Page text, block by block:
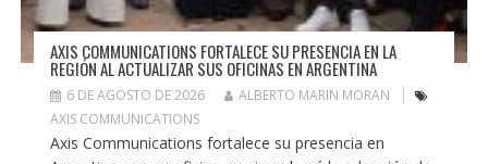
AXIS COMMUNICATIONS FORTALECE SU PRESENCIA EN LA
REGIÓN AL ACTUALIZAR SUS OFICINAS EN ARGENTINA
6 DE AGOSTO DE 2026
ALBERTO MARIN MORAN
AXIS COMMUNICATIONS
Axis Communications fortalece su presencia en